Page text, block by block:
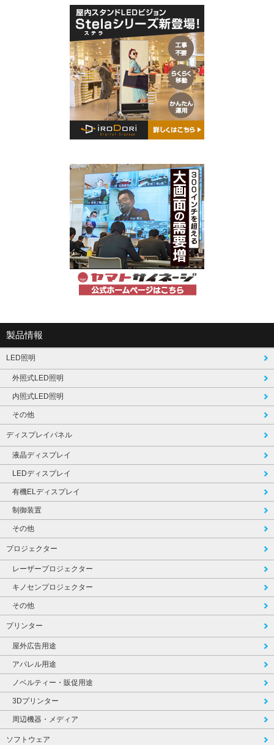
製品情報
LED照明
外照式LED照明
内照式LED照明
その他
ディスプレイパネル
液晶ディスプレイ
LEDディスプレイ
有機ELディスプレイ
制御装置
その他
プロジェクター
レーザープロジェクター
キノセンプロジェクター
その他
プリンター
屋外広告用途
アパレル用途
ノベルティー・販促用途
3Dプリンター
周辺機器・メディア
ソフトウェア